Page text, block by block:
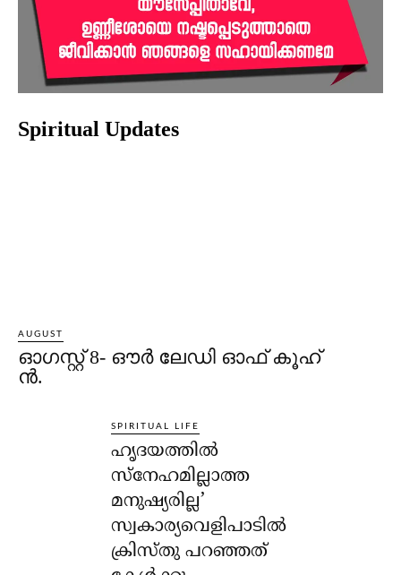
Spiritual Updates
AUGUST
ഓഗസ്റ്റ് 8- ഔര്‍ ലേഡി ഓഫ് കൂഹ്
ന്‍.
SPIRITUAL LIFE
ഹൃദയത്തില്‍
സ്‌നേഹമില്ലാത്ത
മനുഷ്യരില്ല’
സ്വകാര്യവെളിപാടില്‍
ക്രിസ്തു പറഞ്ഞത്